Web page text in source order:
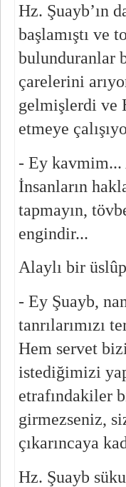
Hz. Şuayb’ın
başlamıştı ve
bulunduranlar
çarelerini
gelmişlerdi ve
etmeye
- Ey
İnsanların
tapmayın,
engindir...
Alaylı bir
- Ey Şuayb,
tanrılarımızı
Hem servet
istediğimizi
etrafındakiler
girmezseniz,
çıkarıncaya
Hz. Şuayb